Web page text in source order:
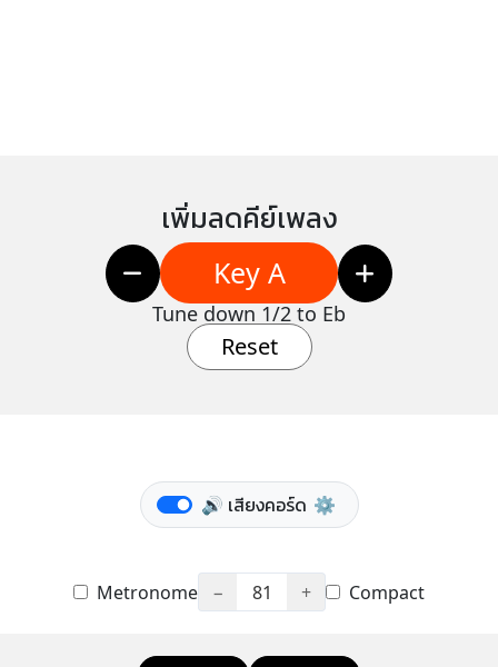
เพิ่มลดคีย์เพลง
Key A
Tune down 1/2 to Eb
Reset
🔊 เสียงคอร์ด ⚙️
Metronome − 81 + Compact